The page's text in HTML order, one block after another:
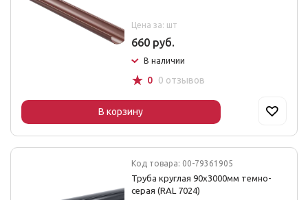
Цена за: шт
660 руб.
В наличии
☆ 0 0 отзывов
В корзину
Код товара: 00-79361905
Труба круглая 90х3000мм темно-
серая (RAL 7024)